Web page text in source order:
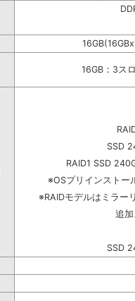
16GB：3ス
SSD
RAID1 SSD
※OSプリインストー
※RAIDモデルはミラー
追
SSD